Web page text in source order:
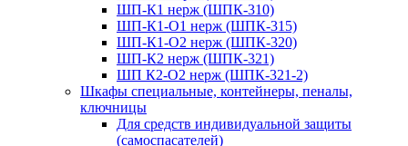
ШП-К1 нерж (ШПК-310)
ШП-К1-О1 нерж (ШПК-315)
ШП-К1-О2 нерж (ШПК-320)
ШП-К2 нерж (ШПК-321)
ШП К2-О2 нерж (ШПК-321-2)
Шкафы специальные, контейнеры, пеналы,
ключницы
Для средств индивидуальной защиты
(самоспасателей)